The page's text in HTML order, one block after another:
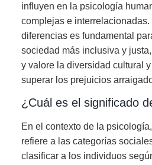
influyen en la psicología
complejas e
diferencias es fundamental
sociedad más inclusiva y
y valore la diversidad cultural
superar los prejuicios
¿Cuál es el significado
En el contexto de la
refiere a las categorías
clasificar a los individuos